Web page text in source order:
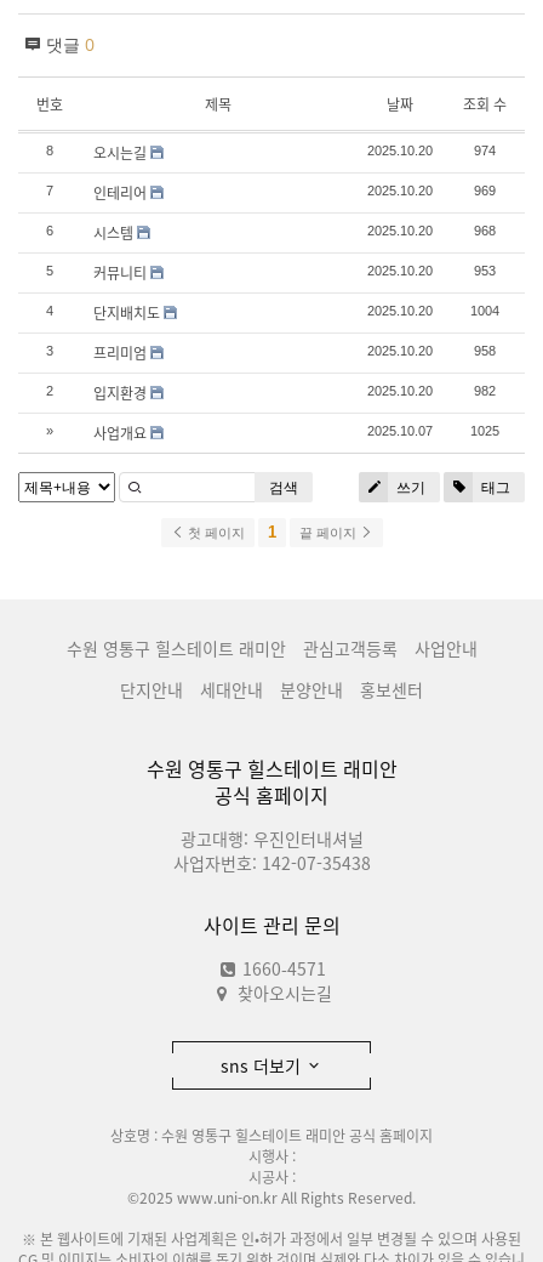
댓글 0
번호 제목 날짜 조회 수
8 오시는길 2025.10.20 974
7 인테리어 2025.10.20 969
6 시스템 2025.10.20 968
5 커뮤니티 2025.10.20 953
4 단지배치도 2025.10.20 1004
3 프리미엄 2025.10.20 958
2 입지환경 2025.10.20 982
» 사업개요 2025.10.07 1025
쓰기 태그
검색
첫 페이지 1 끝 페이지
수원 영통구 힐스테이트 래미안 관심고객등록
사업안내
단지안내
세대안내 분양안내 홍보센터
수원 영통구 힐스테이트 래미안
공식 홈페이지
광고대행: 우진인터내셔널
사업자번호: 142-07-35438
사이트 관리 문의
1660-4571
찾아오시는길
sns 더보기
상호명 : 수원 영통구 힐스테이트 래미안 공식 홈페이지
시행사 :
시공사 :
©2025 www.uni-on.kr All Rights Reserved.
※ 본 웹사이트에 기재된 사업계획은 인•허가 과정에서 일부 변경될 수 있으며 사용된